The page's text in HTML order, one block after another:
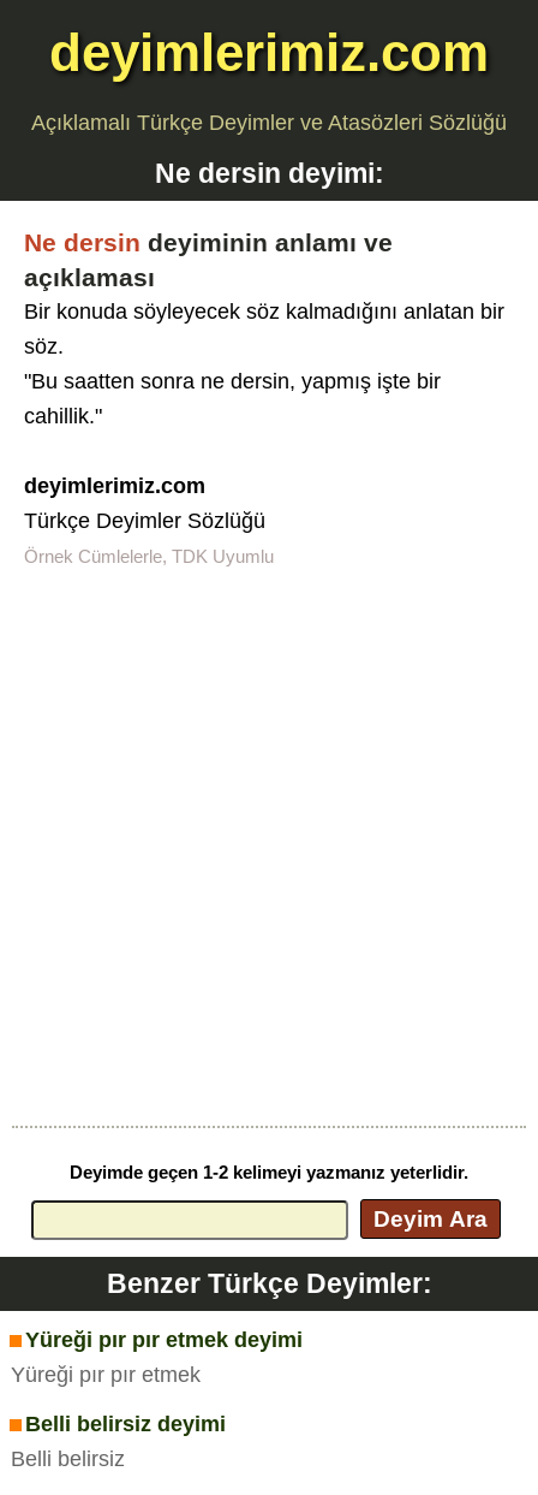
deyimlerimiz.com
Açıklamalı Türkçe Deyimler ve Atasözleri Sözlüğü
Ne dersin deyimi:
Ne dersin deyiminin anlamı ve
açıklaması
Bir konuda söyleyecek söz kalmadığını anlatan bir
söz.
"Bu saatten sonra ne dersin, yapmış işte bir
cahillik."
deyimlerimiz.com
Türkçe Deyimler Sözlüğü
Örnek Cümlelerle, TDK Uyumlu
Deyimde geçen 1-2 kelimeyi yazmanız yeterlidir.
Deyim Ara
Benzer Türkçe Deyimler:
Yüreği pır pır etmek deyimi
Yüreği pır pır etmek
Belli belirsiz deyimi
Belli belirsiz